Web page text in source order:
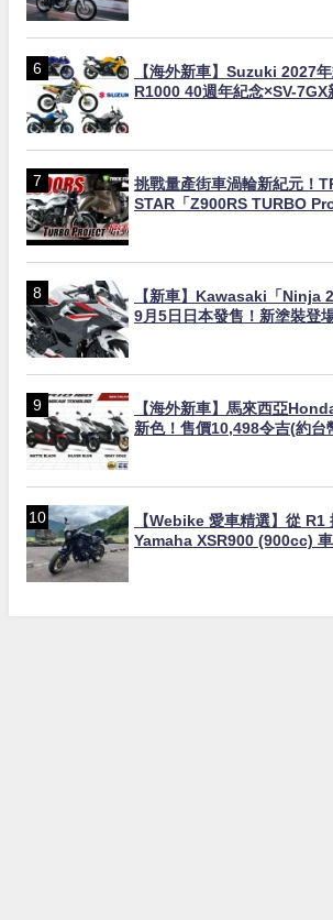
【海外新車】Suzuki 2027
R1000 40週年紀念×SV-7GX
挑戰量產街車渦輪新紀元！
STAR「Z900RS TURBO
【新車】Kawasaki「Ninja
9月5日日本發售！新塗裝登
【海外新車】馬來西亞
新色！售價10,498令吉(約台
【Webike 愛車精選】從 R1
Yamaha XSR900 (900cc) 車